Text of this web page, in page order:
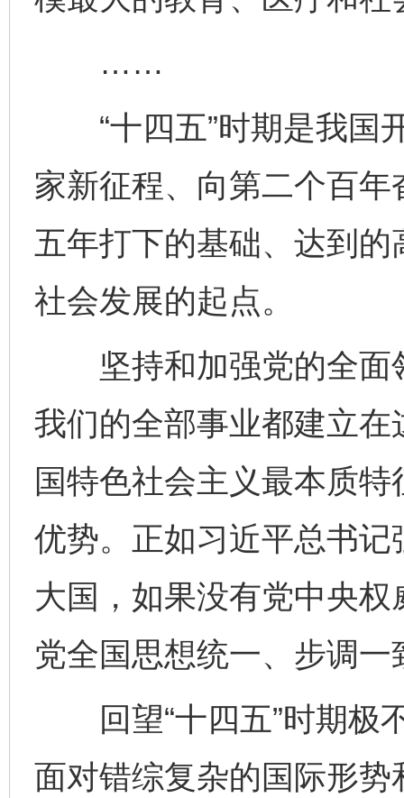
……
“十四五”时期是我国
家新征程、向第二个百
五年打下的基础、达到的
社会发展的起点。
坚持和加强党的全面
我们的全部事业都建立
国特色社会主义最本质
优势。正如习近平总书记
大国，如果没有党中央
党全国思想统一、步调一
回望“十四五”时期极
面对错综复杂的国际形